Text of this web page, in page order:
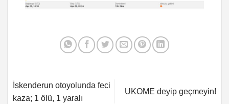
İskenderun otoyolunda feci
kaza; 1 ölü, 1 yaralı
UKOME deyip geçmeyin!